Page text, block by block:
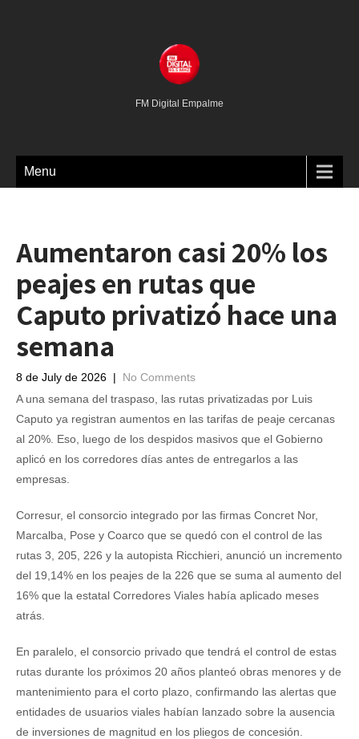
FM Digital Empalme
Menu
Aumentaron casi 20% los
peajes en rutas que
Caputo privatizó hace una
semana
8 de July de 2026 | No Comments
A una semana del traspaso, las rutas privatizadas por Luis
Caputo ya registran aumentos en las tarifas de peaje cercanas
al 20%. Eso, luego de los despidos masivos que el Gobierno
aplicó en los corredores días antes de entregarlos a las
empresas.
Corresur, el consorcio integrado por las firmas Concret Nor,
Marcalba, Pose y Coarco que se quedó con el control de las
rutas 3, 205, 226 y la autopista Ricchieri, anunció un incremento
del 19,14% en los peajes de la 226 que se suma al aumento del
16% que la estatal Corredores Viales había aplicado meses
atrás.
En paralelo, el consorcio privado que tendrá el control de estas
rutas durante los próximos 20 años planteó obras menores y de
mantenimiento para el corto plazo, confirmando las alertas que
entidades de usuarios viales habían lanzado sobre la ausencia
de inversiones de magnitud en los pliegos de concesión.